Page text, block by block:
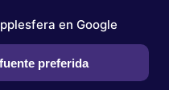
SELECCIÓN
en Google
preferida